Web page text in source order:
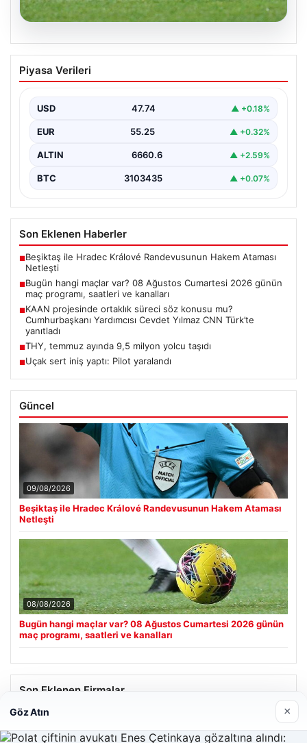
08.08.2026
Bugün hangi maçlar var? 08 Ağustos
Cumartesi 2026 günün maç programı,
Piyasa Verileri
USD 47.74 ▲ +0.18%
EUR 55.25 ▲ +0.32%
ALTIN 6660.6 ▲ +2.59%
BTC 3103435 ▲ +0.07%
Son Eklenen Haberler
■Beşiktaş ile Hradec Králové Randevusunun Hakem Ataması
Netleşti
■Bugün hangi maçlar var? 08 Ağustos Cumartesi 2026 günün
maç programı, saatleri ve kanalları
■KAAN projesinde ortaklık süreci söz konusu mu?
Cumhurbaşkanı Yardımcısı Cevdet Yılmaz CNN Türk’te
yanıtladı
■THY, temmuz ayında 9,5 milyon yolcu taşıdı
■Uçak sert iniş yaptı: Pilot yaralandı
Güncel
09/08/2026
Beşiktaş ile Hradec Králové Randevusunun Hakem Ataması
Netleşti
08/08/2026
Bugün hangi maçlar var? 08 Ağustos Cumartesi 2026 günün
maç programı, saatleri ve kanalları
Son Eklenen Firmalar
Göz Atın ×